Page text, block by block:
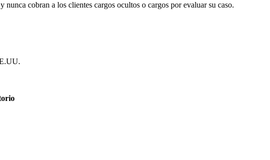
cobran a los clientes cargos ocultos o cargos por evaluar su caso.